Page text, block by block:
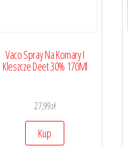
Vaco Spray Na Komary I
Kleszcze Deet 30% 170Ml
27,99zł
Kup